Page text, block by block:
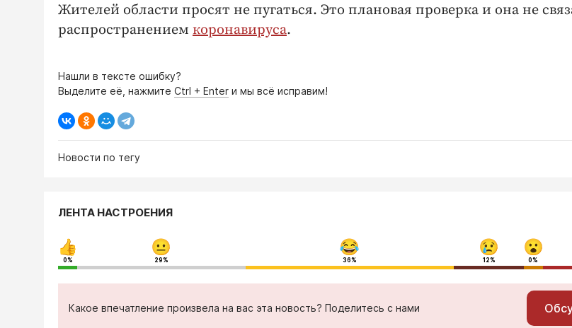
Жителей области просят не пугаться. Это плановая проверка и она не
распространением коронавируса.
Нашли в тексте ошибку?
Выделите её, нажмите Ctrl + Enter и мы всё исправим!
Новости по тегу
ЛЕНТА НАСТРОЕНИЯ
0% 29% 36% 12% 0%
Какое впечатление произвела на вас эта новость? Поделитесь с нами